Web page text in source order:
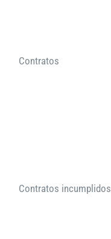
Contratos
Contratos incumplidos